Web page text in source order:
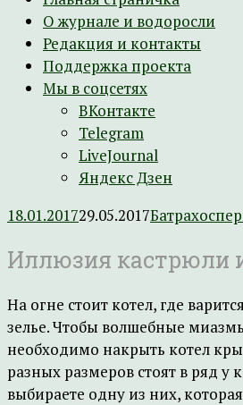
О журнале и водоросли
Редакция и контакты
Поддержка проекта
Мы в соцсетях
ВКонтакте
Telegram
LiveJournal
Яндекс Дзен
18.01.201729.05.2017
Иллюзия кастрюли
На огне стоит котел, где
зелье. Чтобы волшебные
необходимо накрыть котел
разных размеров стоят в ряд у
выбираете одну из них,